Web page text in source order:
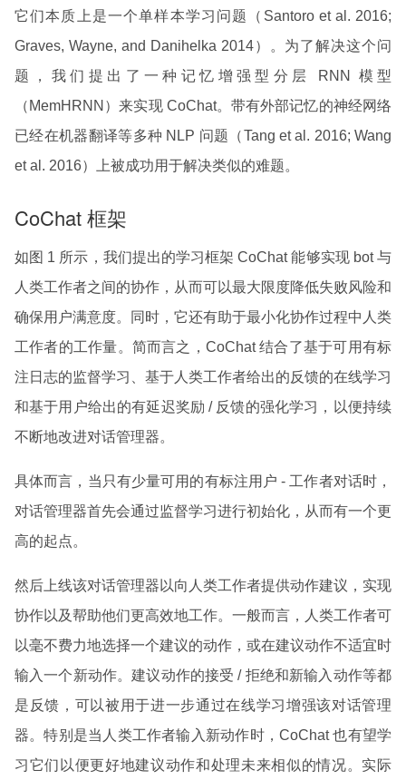
它们本质上是一个单样本学习问题（Santoro et al. 2016;
Graves, Wayne, and Danihelka 2014）。为了解决这个问
题，我们提出了一种记忆增强型分层 RNN 模型
（MemHRNN）来实现 CoChat。带有外部记忆的神经网络
已经在机器翻译等多种 NLP 问题（Tang et al. 2016; Wang
et al. 2016）上被成功用于解决类似的难题。
CoChat 框架
如图 1 所示，我们提出的学习框架 CoChat 能够实现 bot 与
人类工作者之间的协作，从而可以最大限度降低失败风险和
确保用户满意度。同时，它还有助于最小化协作过程中人类
工作者的工作量。简而言之，CoChat 结合了基于可用有标
注日志的监督学习、基于人类工作者给出的反馈的在线学习
和基于用户给出的有延迟奖励 / 反馈的强化学习，以便持续
不断地改进对话管理器。
具体而言，当只有少量可用的有标注用户 - 工作者对话时，
对话管理器首先会通过监督学习进行初始化，从而有一个更
高的起点。
然后上线该对话管理器以向人类工作者提供动作建议，实现
协作以及帮助他们更高效地工作。一般而言，人类工作者可
以毫不费力地选择一个建议的动作，或在建议动作不适宜时
输入一个新动作。建议动作的接受 / 拒绝和新输入动作等都
是反馈，可以被用于进一步通过在线学习增强该对话管理
器。特别是当人类工作者输入新动作时，CoChat 也有望学
习它们以便更好地建议动作和处理未来相似的情况。实际